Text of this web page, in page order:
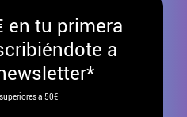
en tu primera
a
a 50€